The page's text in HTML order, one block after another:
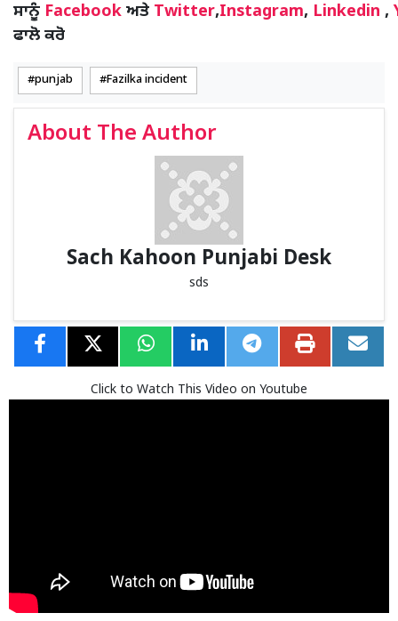
ਸਾਨੂੰ Facebook ਅਤੇ Twitter,Instagram, Linkedin ,
ਫਾਲੋ ਕਰੋ
punjab Fazilka incident
About The Author
Sach Kahoon Punjabi Desk
sds
Click to Watch This Video on Youtube